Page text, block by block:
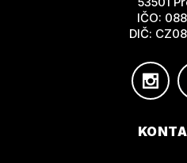
IČO:
DIČ: